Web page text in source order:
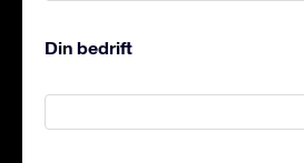
Din bedrift